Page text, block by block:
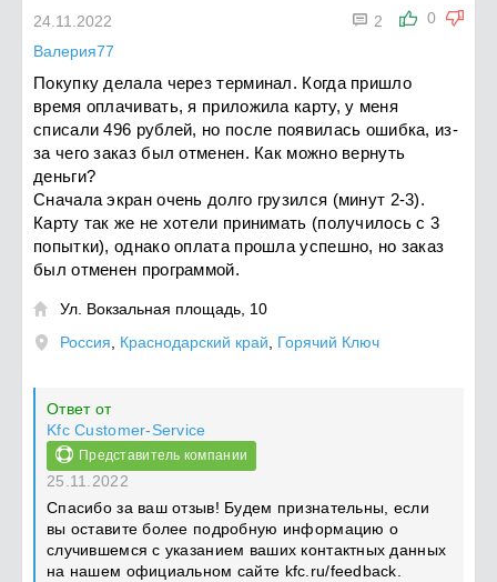
0
 2
24.11.2022
Валерия77
Покупку делала через терминал. Когда пришло
время оплачивать, я приложила карту, у меня
списали 496 рублей, но после появилась ошибка, из-
за чего заказ был отменен. Как можно вернуть
деньги?
Сначала экран очень долго грузился (минут 2-3).
Карту так же не хотели принимать (получилось с 3
попытки), однако оплата прошла успешно, но заказ
был отменен программой.

Ул. Вокзальная площадь, 10
Россия
Краснодарский край Горячий Ключ
Ответ от
Kfс Customer-Servicе
Представитель компании
25.11.2022
Спасибо за ваш отзыв! Будем признательны, если
вы оставите более подробную информацию о
случившемся с указанием ваших контактных данных
на нашем официальном сайте kfc.ru/feedback.